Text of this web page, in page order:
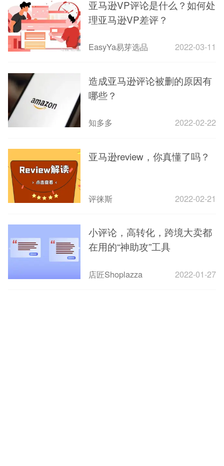
亚马逊VP评论是什么？如何处
理亚马逊VP差评？
EasyYa易芽选品 2022-03-11
造成亚马逊评论被删的原因有
哪些？
知多多 2022-02-22
亚马逊review，你真懂了吗？
评徕斯 2022-02-21
小评论，高转化，跨境大卖都
在用的“神助攻”工具
店匠Shoplazza 2022-01-27